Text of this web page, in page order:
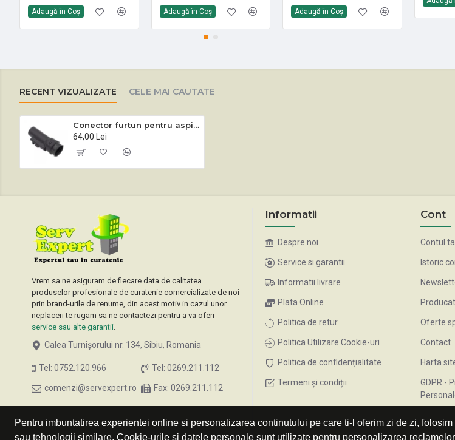
Pentru imbuntatirea experientei online si personalizarea continutului pe care ti-l oferim zi de zi,
sau tehnologii similare. Cookie-urile si datele personale sunt utilizate pentru personalizarea
Adaugă în Coş Adaugă în Coş Adaugă în Coş
RECENT VIZUALIZATE CELE MAI CAUTATE
Conector furtun pentru aspiratoarele profesionale Sprintus Floory, T11, Maximus PT, N28, N30, WATERKING
64,00 Lei
Vrem sa ne asiguram de fiecare data de calitatea
produselor profesionale de curatenie comercializate de noi
prin brand-urile de renume, din acest motiv in cazul unor
neplaceri te rugam sa ne contactezi pentru a va oferi
service sau alte garantii.
Calea Turnișorului nr. 134, Sibiu, Romania
Tel: 0752.120.966
comenzi@servexpert.ro
Tel: 0269.211.112
Fax: 0269.211.112
Informatii
Despre noi
Service si garantii
Informatii livrare
Plata Online
Politica de retur
Politica Utilizare Cookie-uri
Politica de confidențialitate
Termeni și condiții
Cont
Contul
Istoric
Oferte
Contact
Harta
GDPR -